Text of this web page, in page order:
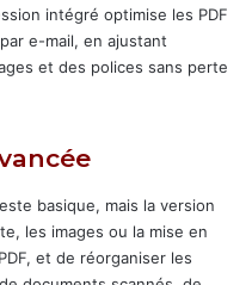
intégré optimise les PDF
e-mail, en ajustant
et des polices sans perte
basique, mais la version
les images ou la mise en
et de réorganiser les